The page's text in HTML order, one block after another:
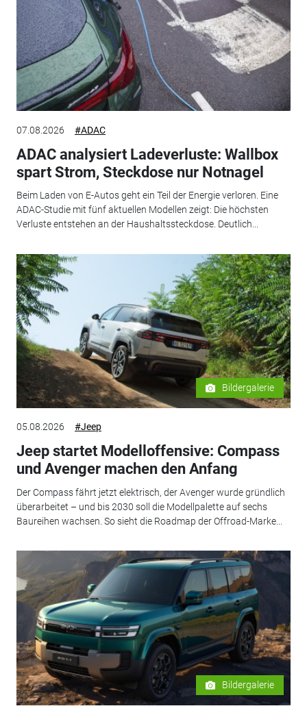
07.08.2026 #ADAC
ADAC analysiert Ladeverluste: Wallbox
spart Strom, Steckdose nur Notnagel
Beim Laden von E-Autos geht ein Teil der Energie verloren. Eine
ADAC-Studie mit fünf aktuellen Modellen zeigt: Die höchsten
Verluste entstehen an der Haushaltssteckdose. Deutlich...
Bildergalerie
05.08.2026 #Jeep
Jeep startet Modelloffensive: Compass
und Avenger machen den Anfang
Der Compass fährt jetzt elektrisch, der Avenger wurde gründlich
überarbeitet – und bis 2030 soll die Modellpalette auf sechs
Baureihen wachsen. So sieht die Roadmap der Offroad-Marke...
Bildergalerie